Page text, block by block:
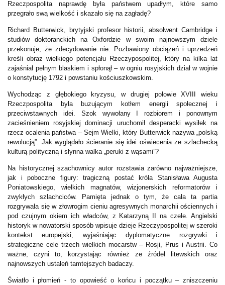
Rzeczpospolita naprawdę była państwem upadłym, które samo
przegrało swą wielkość i skazało się na zagładę?
Richard Butterwick, brytyjski profesor historii, absolwent Cambridge i
studiów doktoranckich na Oxfordzie w swoim najnowszym dziele
przekonuje, że zdecydowanie nie. Pozbawiony obciążeń i uprzedzeń
kreśli obraz wielkiego potencjału Rzeczypospolitej, który na kilka lat
zajaśniał pełnym blaskiem i spłonął – w ogniu rosyjskich dział w wojnie
o konstytucję 1792 i powstaniu kościuszkowskim.
Wychodząc z głębokiego kryzysu, w drugiej połowie XVIII wieku
Rzeczpospolita była buzującym kotłem energii społecznej i
przeciwstawnych idei. Szok wywołany I rozbiorem i ponownym
zacieśnieniem rosyjskiej dominacji uruchomił desperacki wysiłek na
rzecz ocalenia państwa – Sejm Wielki, który Butterwick nazywa „polską
rewolucją”. Jak wyglądało ścieranie się idei oświecenia ze szlachecką
kulturą polityczną i słynna walka „peruki z wąsami”?
Na historycznej szachownicy autor rozstawia zarówno najważniejsze,
jak i poboczne figury: tragiczną postać króla Stanisława Augusta
Poniatowskiego, wielkich magnatów, wizjonerskich reformatorów i
zwykłych szlachciców. Pamięta jednak o tym, że cała ta partia
rozgrywała się w złowrogim cieniu agresywnych monarchii ościennych i
pod czujnym okiem ich władców, z Katarzyną II na czele. Angielski
historyk w nowatorski sposób wpisuje dzieje Rzeczypospolitej w szeroki
kontekst europejski, wyjaśniając dyplomatyczne rozgrywki i
strategiczne cele trzech wielkich mocarstw – Rosji, Prus i Austrii. Co
ważne, czyni to, korzystając również ze źródeł litewskich oraz
najnowszych ustaleń tamtejszych badaczy.
Światło i płomień - to opowieść o końcu i początku – zniszczeniu